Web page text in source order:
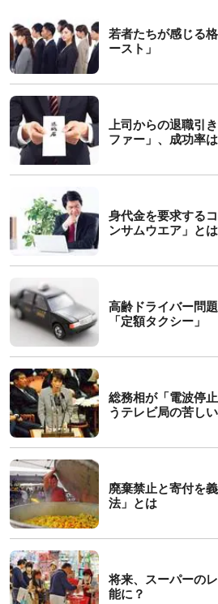
若者たちが感じる
ースト」
上司からの退職引
ファー」、成功率
身代金を要求する
ンサムウエア」とは
高齢ドライバー問
「定額タクシー」
総務相が「電波停
うテレビ局の苦し
廃棄禁止と寄付を
法」とは
将来、スーパーの
能に？